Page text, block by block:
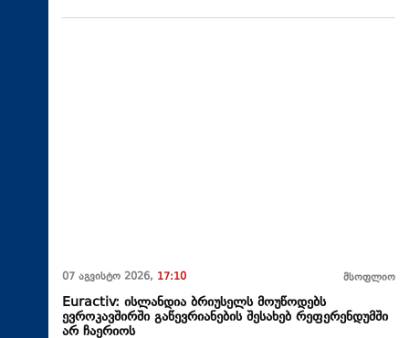
07 აგვისტო 2026, 17:10 მსოფლიო
Euractiv: ისლანდია ბრიუსელს მოუწოდებს
ევროკავშირში გაწევრიანების შესახებ რეფერენდუმში
არ ჩაერიოს